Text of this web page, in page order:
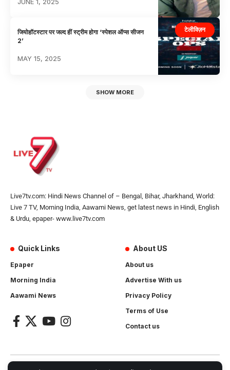
टेलीविज़न
जियोहॉटस्टार पर जल्द हीं स्ट्रीम होगा ‘स्पेशल ऑप्स सीजन
2’
MAY 15, 2025
SHOW MORE
Live7tv.com: Hindi News Channel of – Bengal, Bihar, Jharkhand, World:
Live 7 TV, Morning India, Aawami News, get latest news in Hindi, English
& Urdu, epaper- www.live7tv.com
Quick Links
Epaper
Morning India
Aawami News
About US
About us
Advertise With us
Privacy Policy
Terms of Use
Contact us